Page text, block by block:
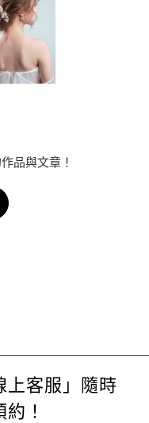
品與文章！
上客服」隨時
！